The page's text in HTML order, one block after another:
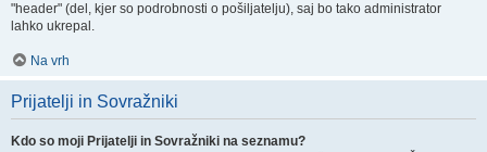
"header" (del, kjer so podrobnosti o pošiljatelju), saj bo tako administrator
lahko ukrepal.
Na vrh
Prijatelji in Sovražniki
Kdo so moji Prijatelji in Sovražniki na seznamu?